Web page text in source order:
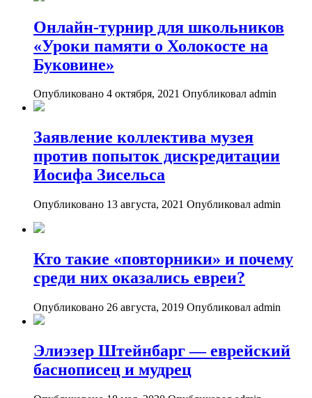
Онлайн-турнир для школьников
«Уроки памяти о Холокосте на
Буковине»
Опубликовано 4 октября, 2021 Опубликовал admin
Заявление коллектива музея
против попыток дискредитации
Иосифа Зисельса
Опубликовано 13 августа, 2021 Опубликовал admin
Кто такие «повторники» и почему
среди них оказались евреи?
Опубликовано 26 августа, 2019 Опубликовал admin
Элиэзер Штейнбарг — еврейский
баснописец и мудрец